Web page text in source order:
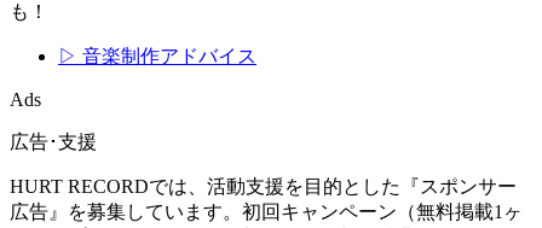
も！
▷ 音楽制作アドバイス
Ads
広告･支援
HURT RECORDでは、活動支援を目的とした『スポンサー
広告』を募集しています。初回キャンペーン（無料掲載1ヶ